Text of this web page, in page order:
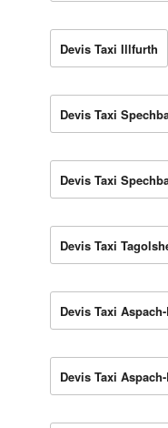
Devis Taxi Illfurth
Devis Taxi
Devis Taxi
Devis Taxi
Devis Taxi
Devis Taxi